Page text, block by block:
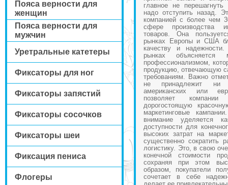
Пояса верности для
женщин
Пояса верности для
мужчин
Уретральные катетеры
Фиксаторы для ног
Фиксаторы запястий
Фиксаторы сосочков
Фиксаторы шеи
Фиксация пениса
Флогеры
главное не
надо отступить назад.
компанией с более чем
сфере производства
товаров. Она
рынках Европы и США
качеству и
рынках объясняется
профессионализмом,
продукцию, отвечающую
требованиям. Важно
не принадлежит ни
американских или
позволяет
дорогостоящую
маркетинговые
внимание уделяется
доступности для
высоких затрат на
существенно сократить
логистику. Это, в свою
конечной стоимости
сохраняя при этом
образом, покупатели
сочетает в себе